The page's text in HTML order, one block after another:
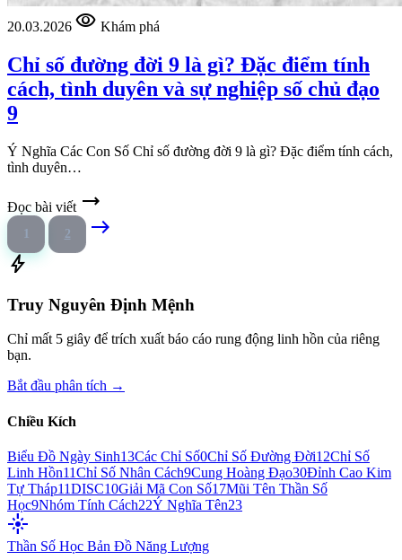
20.03.2026 visibility Khám phá
Chỉ số đường đời 9 là gì? Đặc điểm tính
cách, tình duyên và sự nghiệp số chủ đạo
9
Ý Nghĩa Các Con Số Chỉ số đường đời 9 là gì? Đặc điểm tính cách,
tình duyên…
Đọc bài viết trending_flat
1 2
east
bolt
Truy Nguyên Định Mệnh
Chỉ mất 5 giây để trích xuất báo cáo rung động linh hồn của riêng
bạn.
Bắt đầu phân tích →
Chiều Kích
Biểu Đồ Ngày Sinh13Các Chỉ Số0Chỉ Số Đường Đời12Chỉ Số
Linh Hồn11Chỉ Số Nhân Cách9Cung Hoàng Đạo30Đỉnh Cao Kim
Tự Tháp11DISC10Giải Mã Con Số17Mũi Tên Thần Số
Học9Nhóm Tính Cách22Ý Nghĩa Tên23
flare
Thần Số Học Bản Đồ Năng Lượng